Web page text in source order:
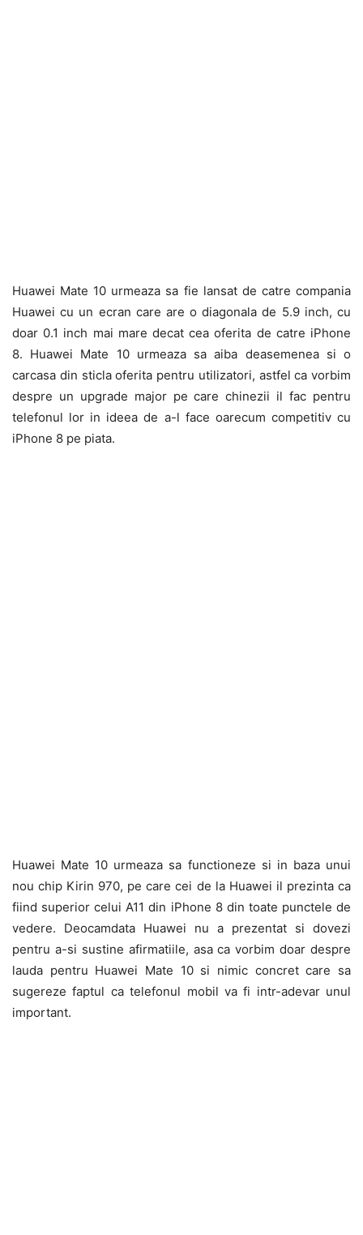
Huawei Mate 10 urmeaza sa fie lansat de catre compania
Huawei cu un ecran care are o diagonala de 5.9 inch, cu
doar 0.1 inch mai mare decat cea oferita de catre iPhone
8. Huawei Mate 10 urmeaza sa aiba deasemenea si o
carcasa din sticla oferita pentru utilizatori, astfel ca vorbim
despre un upgrade major pe care chinezii il fac pentru
telefonul lor in ideea de a-l face oarecum competitiv cu
iPhone 8 pe piata.
Huawei Mate 10 urmeaza sa functioneze si in baza unui
nou chip Kirin 970, pe care cei de la Huawei il prezinta ca
fiind superior celui A11 din iPhone 8 din toate punctele de
vedere. Deocamdata Huawei nu a prezentat si dovezi
pentru a-si sustine afirmatiile, asa ca vorbim doar despre
lauda pentru Huawei Mate 10 si nimic concret care sa
sugereze faptul ca telefonul mobil va fi intr-adevar unul
important.